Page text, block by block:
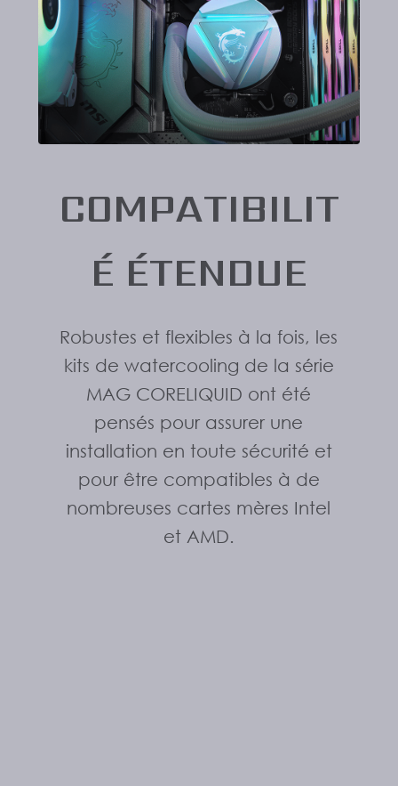
COMPATIBILIT
É ÉTENDUE
Robustes et flexibles à la fois, les
kits de watercooling de la série
MAG CORELIQUID ont été
pensés pour assurer une
installation en toute sécurité et
pour être compatibles à de
nombreuses cartes mères Intel
et AMD.